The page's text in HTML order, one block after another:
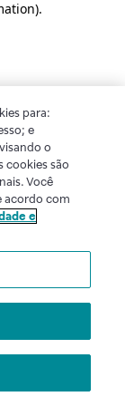
.
para:
e
o
cookies são
Você
acordo com
e